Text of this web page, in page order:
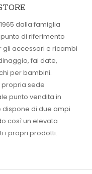
dalla famiglia
di riferimento
gli accessori e ricambi
fai date,
per bambini.
propria sede
punto vendita in
dispone di due ampi
così un elevata
i propri prodotti.